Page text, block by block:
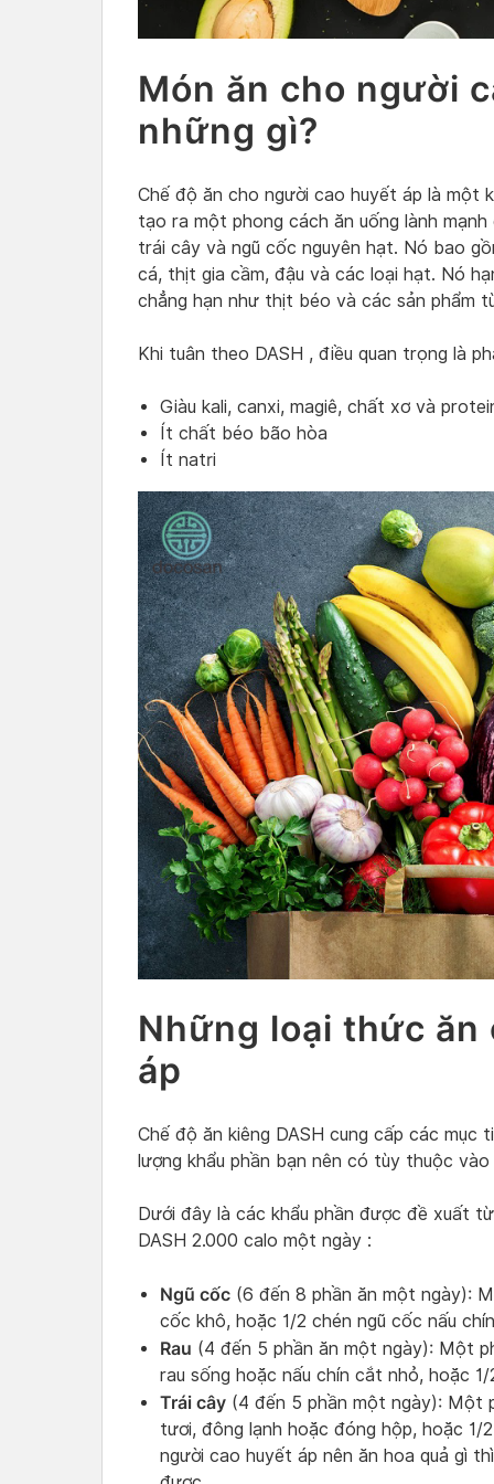
Món ăn cho người
những gì?
Chế độ ăn cho người cao huyết áp là một
tạo ra một phong cách ăn uống lành
trái cây và ngũ cốc nguyên hạt. Nó bao
cá, thịt gia cầm, đậu và các loại hạt. Nó
chẳng hạn như thịt béo và các sản phẩm
Khi tuân theo DASH , điều quan trọng là
Giàu kali, canxi, magiê, chất xơ và
Ít chất béo bão hòa
Ít natri
Những loại thức
áp
Chế độ ăn kiêng DASH cung cấp các mục
lượng khẩu phần bạn nên có tùy thuộc
Dưới đây là các khẩu phần được đề xuất
DASH 2.000 calo một ngày :
Ngũ cốc (6 đến 8 phần ăn một ngày):
cốc khô, hoặc 1/2 chén ngũ cốc nấu
Rau (4 đến 5 phần ăn một ngày): Một
rau sống hoặc nấu chín cắt nhỏ, hoặc
Trái cây (4 đến 5 phần một ngày): Một
tươi, đông lạnh hoặc đóng hộp, hoặc
người cao huyết áp nên ăn hoa quả gì